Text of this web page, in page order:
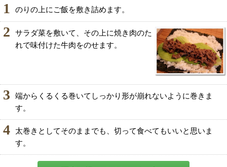
1 のりの上にご飯を敷き詰めます。
2
サラダ菜を敷いて、その上に焼き肉のた
れで味付けた牛肉をのせます。
3
端からくるくる巻いてしっかり形が崩れないように巻きま
す。
4
太巻きとしてそのままでも、切って食べてもいいと思いま
す。